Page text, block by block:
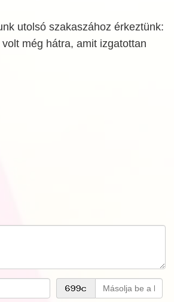
utolsó szakaszához érkeztünk:
még hátra, amit izgatottan